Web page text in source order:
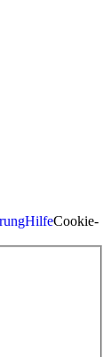
HilfeCookie-